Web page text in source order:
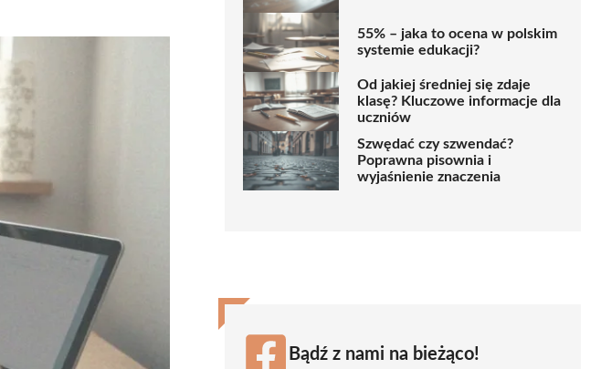
55% – jaka to ocena w polskim
systemie edukacji?
Od jakiej średniej się zdaje
klasę? Kluczowe informacje dla
uczniów
Szwędać czy szwendać?
Poprawna pisownia i
wyjaśnienie znaczenia
Bądź z nami na bieżąco!